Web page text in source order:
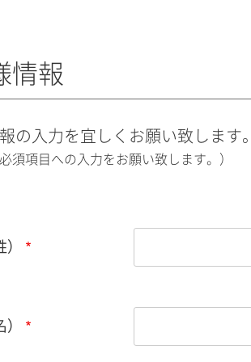
情報
の入力を宜しくお願い致します
須項目への入力をお願い致します。）